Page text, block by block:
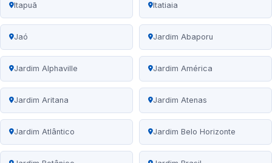
Itapuã Itatiaia
Jaó Jardim Abaporu
Jardim Alphaville Jardim América
Jardim Aritana Jardim Atenas
Jardim Atlântico Jardim Belo Horizonte